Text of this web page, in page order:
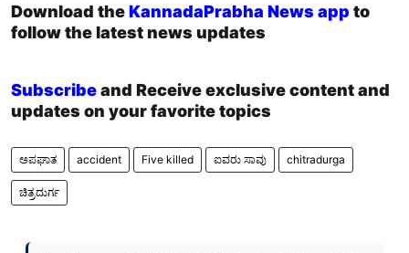
Download theKannadaPrabha News app to
follow the latest news updates
Subscribeand Receive exclusive content and
updates on your favorite topics
ಅಪಘಾತ accident Five killed ಐವರು ಸಾವು chitradurga
ಚಿತ್ರದುರ್ಗ